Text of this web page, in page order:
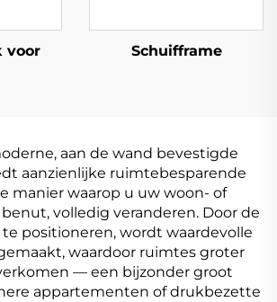
voor
Schuifframe
aan de wand bevestigde
aanzienlijke ruimtebesparende
manier waarop u uw woon- of
volledig veranderen. Door de
positioneren, wordt waardevolle
waardoor ruimtes groter
— een bijzonder groot
appartementen of drukbezette